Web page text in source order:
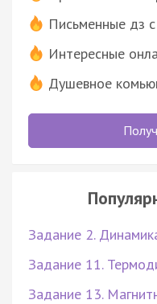
Письменные дз
Интересные
Душевное
Задание 2.
Задание 11.
Задание 13.